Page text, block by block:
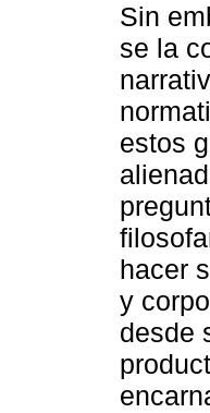
Sin
se la
estos
hacer
y
desde